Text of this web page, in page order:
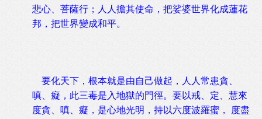
悲心、菩薩行；人人擔其使命，把娑婆世界化成蓮花
邦，把世界變成和平。
要化天下，根本就是由自己做起，人人常患貪、
嗔、癡，此三毒是入地獄的門徑。要以戒、定、慧來
度貪、嗔、癡，是心地光明，持以六度波羅蜜， 度盡